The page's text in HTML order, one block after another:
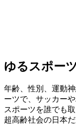
ゆるスポー
年齢、性別、運動
ーツで、サッカー
スポーツを誰でも
超高齢社会の日本